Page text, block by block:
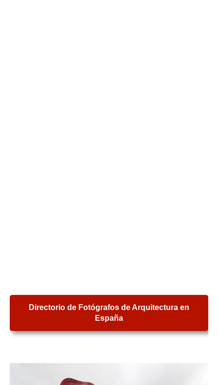
Directorio de Fotógrafos de Arquitectura en
España